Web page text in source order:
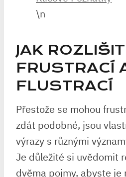
\n
JAK
FRUSTRACÍ
FLUSTRACÍ
Přestože se mohou
zdát podobné, jsou
výrazy s různými
Je důležité si uvědomit
dvěma pojmy, abyste je